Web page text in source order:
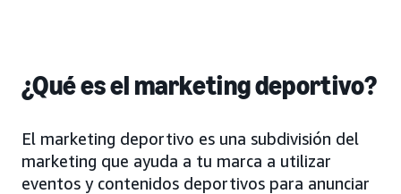
¿Qué es el marketing deportivo?
El marketing deportivo es una subdivisión del
marketing que ayuda a tu marca a utilizar
eventos y contenidos deportivos para anunciar